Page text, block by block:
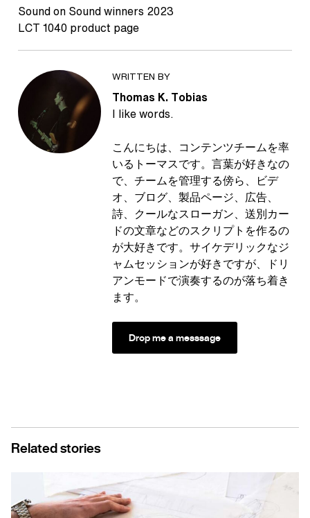
Sound on Sound winners 2023
LCT 1040 product page
WRITTEN BY
Thomas K. Tobias
I like words.
こんにちは、コンテンツチームを率
いるトーマスです。言葉が好きなの
で、チームを管理する傍ら、ビデ
オ、ブログ、製品ページ、広告、
詩、クールなスローガン、送別カー
ドの文章などのスクリプトを作るの
が大好きです。サイケデリックなジ
ャムセッションが好きですが、ドリ
アンモードで演奏するのが落ち着き
ます。
Drop me a messsage
Related stories